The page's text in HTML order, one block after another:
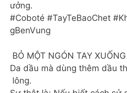
ưởng.‍️
#Coboté #TayTeBaoChet
gBenVung
BỎ MỘT NGÓN TAY
Da dầu mà dùng thêm dầu
lông.